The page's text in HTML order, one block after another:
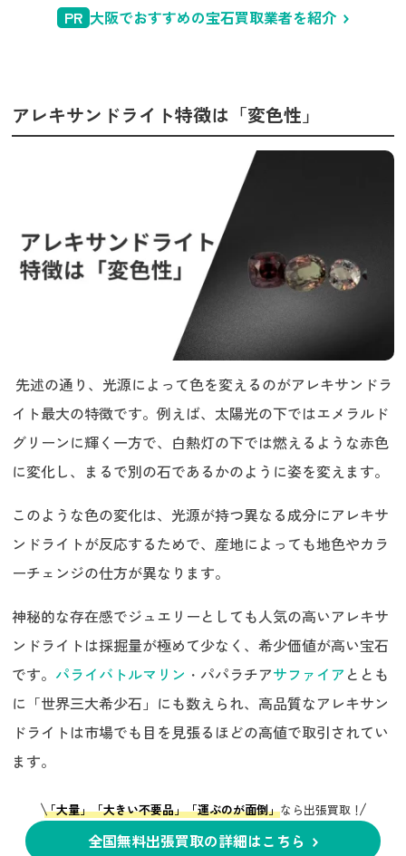
PR 大阪でおすすめの宝石買取業者を紹介
アレキサンドライト特徴は「変色性」
先述の通り、光源によって色を変えるのがアレキサンドラ
イト最大の特徴です。例えば、太陽光の下ではエメラルド
グリーンに輝く一方で、白熱灯の下では燃えるような赤色
に変化し、まるで別の石であるかのように姿を変えます。
このような色の変化は、光源が持つ異なる成分にアレキサ
ンドライトが反応するためで、産地によっても地色やカラ
ーチェンジの仕方が異なります。
神秘的な存在感でジュエリーとしても人気の高いアレキサ
ンドライトは採掘量が極めて少なく、希少価値が高い宝石
です。 パライバトルマリン ・パパラチアサファイアととも
に「世界三大希少石」にも数えられ、高品質なアレキサン
ドライトは市場でも目を見張るほどの高値で取引されてい
ます。
「大量」「大きい不要品」「運ぶのが面倒」なら出張買取！
全国無料出張買取の詳細はこちら